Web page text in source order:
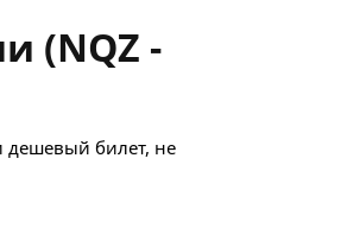
(NQZ -
дешевый билет, не